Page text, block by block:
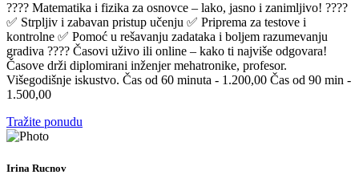
???? Matematika i fizika za osnovce – lako, jasno i zanimljivo! ????
✅ Strpljiv i zabavan pristup učenju ✅ Priprema za testove i
kontrolne ✅ Pomoć u rešavanju zadataka i boljem razumevanju
gradiva ???? Časovi uživo ili online – kako ti najviše odgovara!
Časove drži diplomirani inženjer mehatronike, profesor.
Višegodišnje iskustvo. Čas od 60 minuta - 1.200,00 Čas od 90 min -
1.500,00
Tražite ponudu
Irina Rucnov